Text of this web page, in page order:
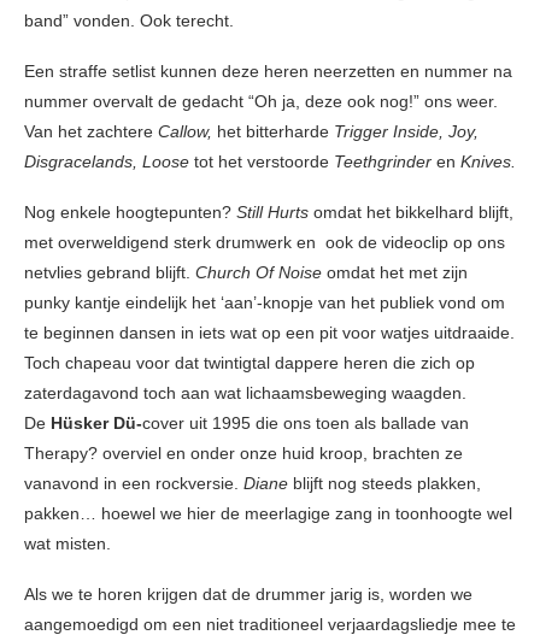
band” vonden. Ook terecht.
Een straffe setlist kunnen deze heren neerzetten en nummer na
nummer overvalt de gedacht “Oh ja, deze ook nog!” ons weer.
Van het zachtere Callow, het bitterharde Trigger Inside, Joy,
Disgracelands, Loose tot het verstoorde Teethgrinder en Knives.
Nog enkele hoogtepunten? Still Hurts omdat het bikkelhard blijft,
met overweldigend sterk drumwerk en ook de videoclip op ons
netvlies gebrand blijft. Church Of Noise omdat het met zijn
punky kantje eindelijk het ‘aan’-knopje van het publiek vond om
te beginnen dansen in iets wat op een pit voor watjes uitdraaide.
Toch chapeau voor dat twintigtal dappere heren die zich op
zaterdagavond toch aan wat lichaamsbeweging waagden.
De Hüsker Dü-cover uit 1995 die ons toen als ballade van
Therapy? overviel en onder onze huid kroop, brachten ze
vanavond in een rockversie. Diane blijft nog steeds plakken,
pakken… hoewel we hier de meerlagige zang in toonhoogte wel
wat misten.
Als we te horen krijgen dat de drummer jarig is, worden we
aangemoedigd om een niet traditioneel verjaardagsliedje mee te